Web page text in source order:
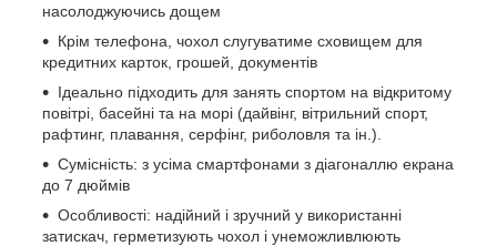
насолоджуючись дощем
Крім телефона, чохол слугуватиме сховищем для
кредитних карток, грошей, документів
Ідеально підходить для занять спортом на відкритому
повітрі, басейні та на морі (дайвінг, вітрильний спорт,
рафтинг, плавання, серфінг, риболовля та ін.).
Сумісність: з усіма смартфонами з діагоналлю екрана
до 7 дюймів
Особливості: надійний і зручний у використанні
затискач, герметизують чохол і унеможливлюють